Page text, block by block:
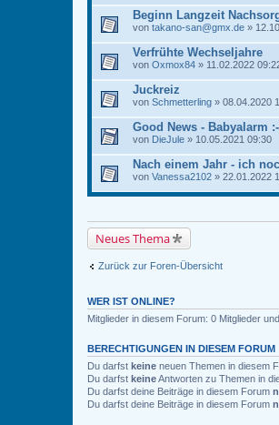
Beginn Langzeit
von takano-san@gmx.de »
Verfrühte Wechseljahre
von Oxmox84 » 11.02.2022
Juckreiz
von Schmetterling » 08.04.2020
Good News - Babyalarm
von DieJule » 10.05.2021 09:30
Nach einem Jahr - ich
von Vanessa2102 » 22.01.2022
Neues Thema
Zurück zur Foren-Übersicht
WER IST ONLINE?
Mitglieder in diesem Forum: 0 Mitglieder
BERECHTIGUNGEN IN DIESEM FORUM
Du darfst keine neuen Themen in diesem
Du darfst keineAntworten zu Themen in
Du darfst deine Beiträge in diesem Forum
Du darfst deine Beiträge in diesem Forum